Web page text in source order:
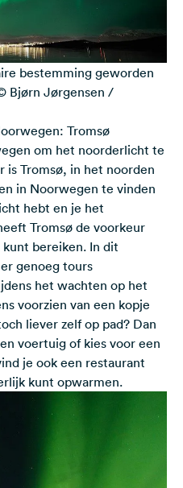
bestemming geworden
Bjørn Jørgensen /
Tromsø
om het noorderlicht te
isTromsø, in het noorden
in Noorwegen te vinden
hebt en je het
Tromsø de voorkeur
kunt bereiken. In dit
genoeg tours
het wachten op het
voorzien van een kopje
liever zelf op pad? Dan
voertuig of kies voor een
je ook een restaurant
kunt opwarmen.